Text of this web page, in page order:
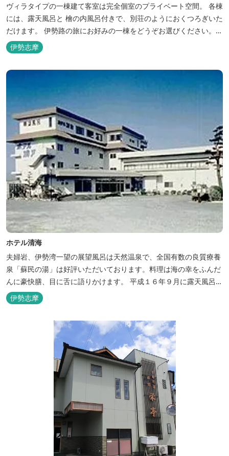
ヴィラタイプの一棟建て客室は完全個室のプライベート空間。 各棟
には、露天風呂と 檜の内風呂付きで、別荘のようにおくつろぎいた
だけます。 伊勢路の旅にお好みの一棟をどうぞお選びください。
「AUBERGE YUSURA」が大切にしていること それは、小さな宿な
らではの「ひと手間」のおもてなし。 「居・食・充」を満たし、皆
様の伊勢路の旅に寄り添う宿となれるよう、心を月してお待ちし
伊勢志摩
ホテル清海
夫婦岩、伊勢湾一望の展望風呂は天然温泉で、全国有数の良質療養
泉「蘇民の湯」は好評いただいております。料理は海の幸をふんだ
んに豪快膳、目に舌に語りかけます。 平成１６年９月に露天風呂が
オープンしました。
伊勢志摩